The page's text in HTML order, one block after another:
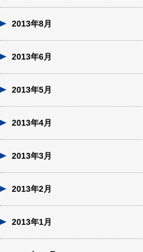
2013年8月
2013年6月
2013年5月
2013年4月
2013年3月
2013年2月
2013年1月